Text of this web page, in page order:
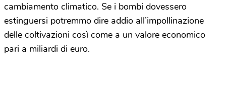
cambiamento climatico. Se i bombi dovessero
estinguersi potremmo dire addio all’impollinazione
delle coltivazioni così come a un valore economico
pari a miliardi di euro.